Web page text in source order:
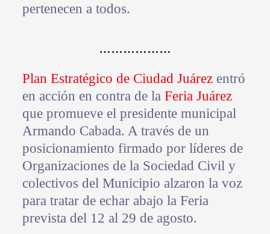
pertenecen a todos.
………………
Plan Estratégico de Ciudad Juárezentró
en acción en contra de la Feria Juárez
que promueve el presidente municipal
Armando Cabada. A través de un
posicionamiento firmado por líderes de
Organizaciones de la Sociedad Civil y
colectivos del Municipio alzaron la voz
para tratar de echar abajo la Feria
prevista del 12 al 29 de agosto.